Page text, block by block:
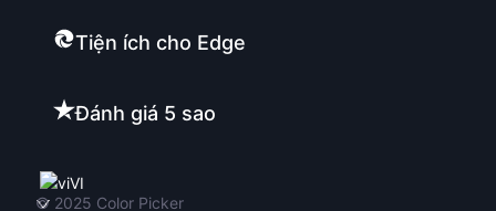
Tiện ích cho Edge
Đánh giá 5 sao
VI
© 2025 Color Picker